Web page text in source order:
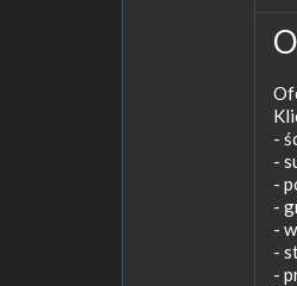
-
-
-
-
-
-
-